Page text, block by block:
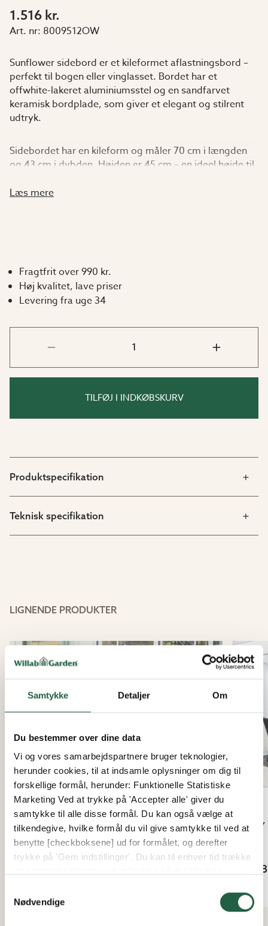
Samtykke Detaljer Om
Du bestemmer over dine data
Vi og vores samarbejdspartnere bruger teknologier,
herunder cookies, til at indsamle oplysninger om dig til
forskellige formål, herunder: Funktionelle Statistiske
Marketing Ved at trykke på 'Accepter alle' giver du
samtykke til alle disse formål. Du kan også vælge at
tilkendegive, hvilke formål du vil give samtykke til ved at
benytte [checkboksene] ud for formålet, og derefter
trykke på 'Gem indstillinger'. Du kan til enhver tid trække
mere om vores brug af cookies og andre teknologier,
Nødvendige
1.516 kr.
Art. nr: 8009512OW
Sunflower sidebord er et kileformet aflastningsbord –
perfekt til bogen eller vinglasset. Bordet har et
offwhite-lakeret aluminiumsstel og en sandfarvet
keramisk bordplade, som giver et elegant og stilrent
udtryk.
Sidebordet har en kileform og måler 70 cm i længden
og 43 cm i dybden. Højden er 45 cm – en ideel højde til
Vedligeholdelsesfrit
fremstillet af materialer, der er lette at rengøre – præcis
som et havemøbel bør være! Tør nemt bordpladen og
stellet af med en klud og lidt lunkent vand efter behov.
Læs mere
Fragtfrit over 990 kr.
Høj kvalitet, lave priser
Levering fra uge 34
TILFØJ I INDKØBSKURV
Produktspecifikation
Teknisk specifikation
LIGNENDE PRODUKTER
Begonia spisebord, med
tillægsplade
Fra
Ivy
Fra